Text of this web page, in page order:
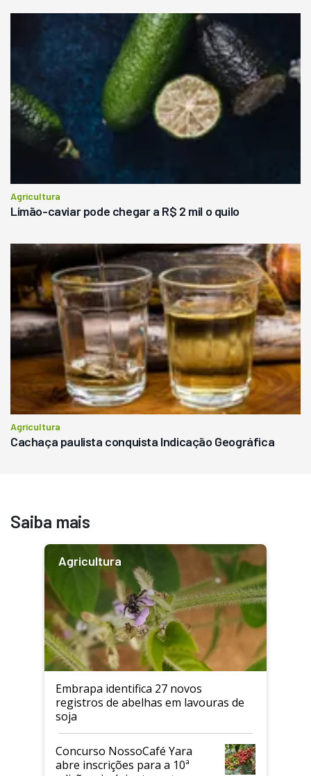
Agricultura
Limão-caviar pode chegar a R$ 2 mil o quilo
Agricultura
Cachaça paulista conquista Indicação Geográfica
Saiba mais
Agricultura
Embrapa identifica 27 novos
registros de abelhas em lavouras de
soja
Concurso NossoCafé Yara
abre inscrições para a 10ª